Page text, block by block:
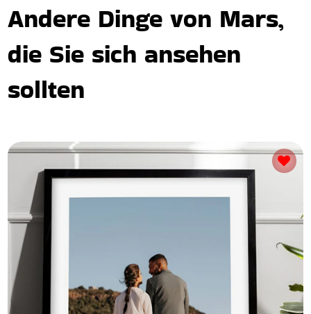
Andere Dinge von Mars,
die Sie sich ansehen
sollten